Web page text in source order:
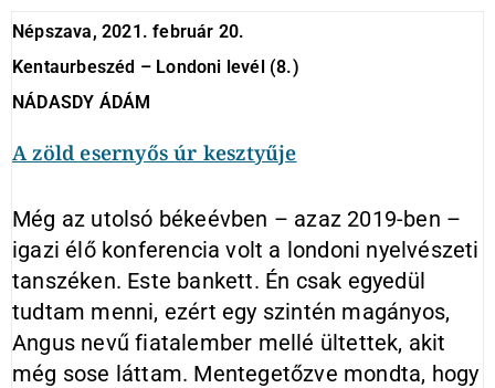
Népszava, 2021. február 20.
Kentaurbeszéd – Londoni levél (8.)
NÁDASDY ÁDÁM
A zöld esernyős úr kesztyűje
Még az utolsó békeévben – azaz 2019-ben –
igazi élő konferencia volt a londoni nyelvészeti
tanszéken. Este bankett. Én csak egyedül
tudtam menni, ezért egy szintén magányos,
Angus nevű fiatalember mellé ültettek, akit
még sose láttam. Mentegetőzve mondta, hogy